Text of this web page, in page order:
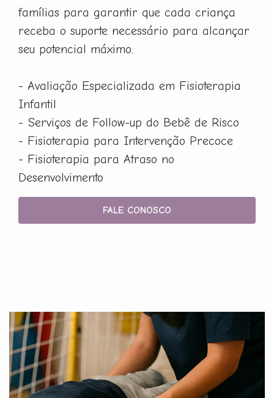
famílias para garantir que cada criança
receba o suporte necessário para alcançar
seu potencial máximo.
- Avaliação Especializada em Fisioterapia
Infantil
- Serviços de Follow-up do Bebê de Risco
- Fisioterapia para Intervenção Precoce
- Fisioterapia para Atraso no
Desenvolvimento
FALE CONOSCO